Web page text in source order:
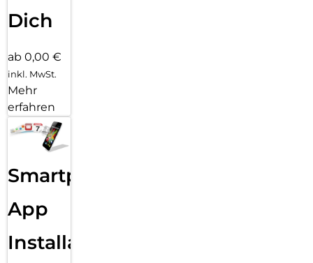
Dich
ab 0,00 €
inkl. MwSt.
Mehr
erfahren
Smartphone
App
Installation